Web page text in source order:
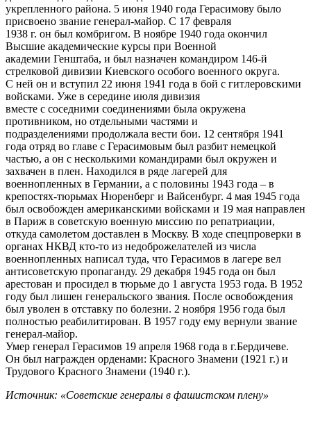
укрепленного района. 5 июня 1940 года Герасимову было
присвоено звание генерал-майор. С 17 февраля
1938 г. он был комбригом. В ноябре 1940 года окончил
Высшие академические курсы при Военной
академии Генштаба, и был назначен командиром 146-й
стрелковой дивизии Киевского особого военного округа.
С ней он и вступил 22 июня 1941 года в бой с гитлеровскими
войсками. Уже в середине июля дивизия
вместе с соседними соединениями была окружена
противником, но отдельными частями и
подразделениями продолжала вести бои. 12 сентября 1941
года отряд во главе с Герасимовым был разбит немецкой
частью, а он с несколькими командирами был окружен и
захвачен в плен. Находился в ряде лагерей для
военнопленных в Германии, а с половины 1943 года – в
крепостях-тюрьмах Нюренберг и Вайсенбург. 4 мая 1945 года
был освобожден американскими войсками и 19 мая направлен
в Париж в советскую военную миссию по репатриации,
откуда самолетом доставлен в Москву. В ходе спецпроверки в
органах НКВД кто-то из недоброжелателей из числа
военнопленных написал туда, что Герасимов в лагере вел
антисоветскую пропаганду. 29 декабря 1945 года он был
арестован и просидел в тюрьме до 1 августа 1953 года. В 1952
году был лишен генеральского звания. После освобождения
был уволен в отставку по болезни. 2 ноября 1956 года был
полностью реабилитирован. В 1957 году ему вернули звание
генерал-майор.
Умер генерал Герасимов 19 апреля 1968 года в г.Бердичеве.
Он был награжден орденами: Красного Знамени (1921 г.) и
Трудового Красного Знамени (1940 г.).
Источник: «Советские генералы в фашистском плену»